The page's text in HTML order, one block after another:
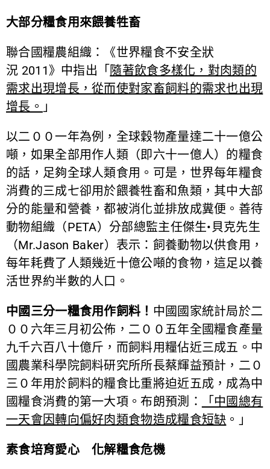
大部分糧食用來餵養牲畜
聯合國糧農組織：《世界糧食不安全狀
況 2011》中指出「 隨著飲食多樣化，對肉類的
需求出現增長，從而使對家畜飼料的需求也出現
增長。 」
以二００一年為例，全球穀物產量達二十一億公
噸，如果全部用作人類（即六十一億人）的糧食
的話，足夠全球人類食用。可是，世界每年糧食
消費的三成七卻用於餵養牲畜和魚類，其中大部
分的能量和營養，都被消化並排放成糞便。善待
動物組織（PETA）分部總監主任傑生•貝克先生
（Mr.Jason Baker）表示：飼養動物以供食用，
每年耗費了人類幾近十億公噸的食物，這足以養
活世界約半數的人口。
中國 三分一糧食用作飼料！ 中國國家統計局於二
００六年三月初公佈，二００五年全國糧食產量
九千六百八十億斤，而飼料用糧佔近三成五。中
國農業科學院飼料研究所所長蔡輝益預計，二０
三０年用於飼料的糧食比重將迫近五成，成為中
國糧食消費的第一大項。布朗預測：
「中國總有
一天會因轉向偏好肉類食物造成糧食短缺 。」
素食培育愛心 化解糧食危機